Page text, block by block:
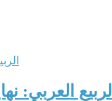
الربيع العربي: